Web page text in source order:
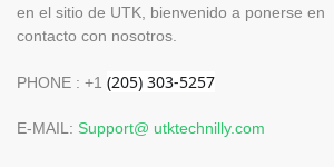
en el sitio de UTK, bienvenido a ponerse en
contacto con nosotros.
PHONE : +1
E-MAIL: Support@ utktechnilly.com